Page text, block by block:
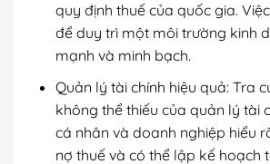
quy định thuế của quốc gia.
để duy trì một môi trường kinh
mạnh và minh bạch.
Quản lý tài chính hiệu quả: Tra
không thể thiếu của quản lý tài
cá nhân và doanh nghiệp hiểu
nợ thuế và có thể lập kế hoạch